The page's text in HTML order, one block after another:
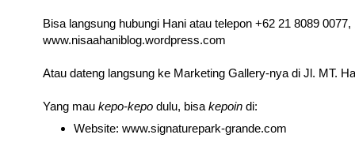
Bisa langsung hubungi Hani atau telepon +62 21 8089
www.nisaahaniblog.wordpress.com
Atau dateng langsung ke Marketing Gallery-nya di Jl. MT.
Yang mau kepo-kepo dulu, bisa kepoin di:
Website: www.signaturepark-grande.com